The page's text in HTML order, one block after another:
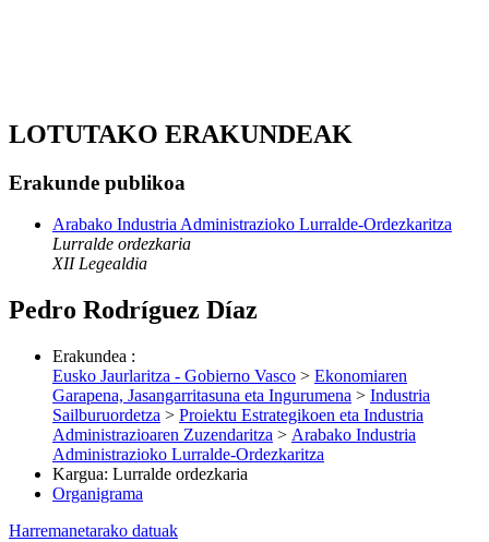
LOTUTAKO ERAKUNDEAK
Erakunde publikoa
Arabako Industria Administrazioko Lurralde-Ordezkaritza
Lurralde ordezkaria
XII Legealdia
Pedro Rodríguez Díaz
Erakundea :
Eusko Jaurlaritza - Gobierno Vasco > Ekonomiaren
Garapena, Jasangarritasuna eta Ingurumena > Industria
Sailburuordetza > Proiektu Estrategikoen eta Industria
Administrazioaren Zuzendaritza > Arabako Industria
Administrazioko Lurralde-Ordezkaritza
Kargua: Lurralde ordezkaria
Organigrama
Harremanetarako datuak